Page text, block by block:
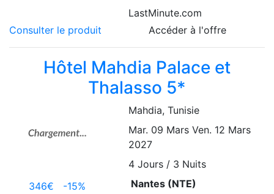
LastMinute.com
Consulter le produit
Accéder à l'offre
Hôtel Mahdia Palace et
Thalasso 5*
346€ -15%
Mahdia, Tunisie
Mar. 09 Mars Ven. 12 Mars
2027
4Jours / 3 Nuits
Nantes (NTE)